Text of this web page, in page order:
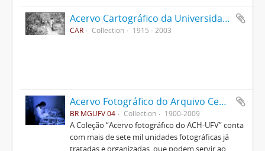
Acervo Cartográfico da Universidade Federal de Viçosa
CAR Collection 1915 - 2003
Acervo Fotográfico do Arquivo Central Histórico da UFV
BR MGUFV 04 Collection 1900-2009
A Coleção “Acervo fotográfico do ACH-UFV” conta
com mais de sete mil unidades fotográficas já
tratadas e organizadas, que podem servir ao